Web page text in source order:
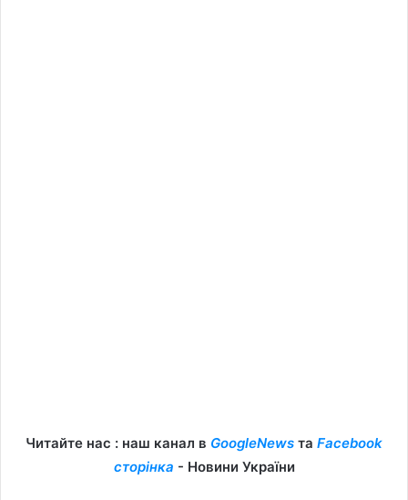
Читайте нас : наш канал в GoogleNews та Facebook
сторінка - Новини України